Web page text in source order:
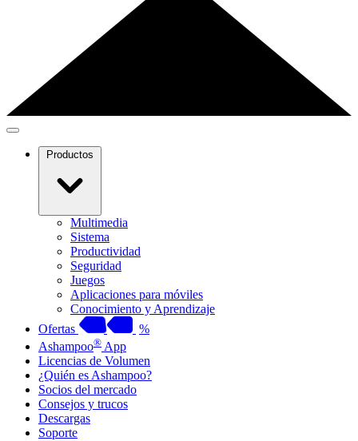
Productos
Multimedia
Sistema
Productividad
Seguridad
Juegos
Aplicaciones para móviles
Conocimiento y Aprendizaje
Ofertas
%
Ashampoo® App
Licencias de Volumen
¿Quién es Ashampoo?
Socios del mercado
Consejos y trucos
Descargas
Soporte